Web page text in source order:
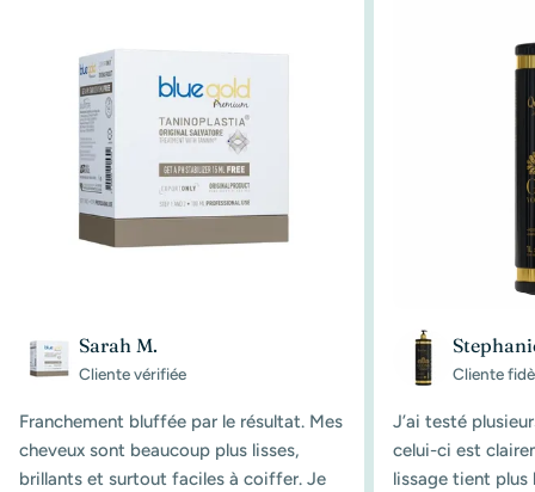
Sarah M.
Cliente vérifiée
Franchement bluffée par le résultat. Mes
cheveux sont beaucoup plus lisses,
brillants et surtout faciles à coiffer. Je
Cliente
J’ai testé
celui-ci est
lissage tient